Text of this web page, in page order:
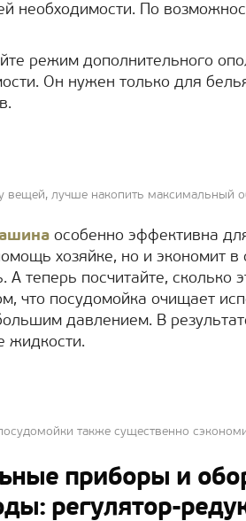
необходимости. По
режим дополнительного
Он нужен только для
вещей, лучше накопить максимальный
особенно эффективна
хозяйке, но и экономит
теперь посчитайте, сколько
что посудомойка очищает
давлением. В
жидкости.
также существенно
приборы и
регулятор-